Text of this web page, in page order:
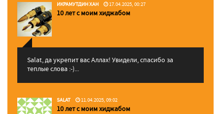
ИКРАМУТДИН ХАН 17.04.2025, 00:27
10 лет с моим хиджабом
Salat, да укрепит вас Аллаx! Увидели, спасибо за
теплые слова :-)...
SALAT 11.04.2025, 09:02
10 лет с моим хиджабом